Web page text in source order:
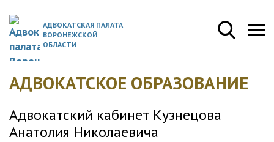
АДВОКАТСКАЯ ПАЛАТА
ВОРОНЕЖСКОЙ
ОБЛАСТИ
АДВОКАТСКОЕ ОБРАЗОВАНИЕ
Адвокатский кабинет Кузнецова
Анатолия Николаевича